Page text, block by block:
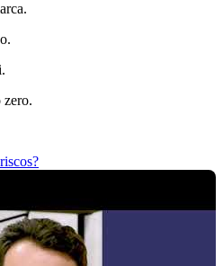
zero.